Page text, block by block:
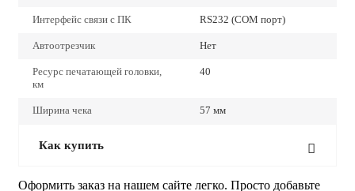
Интерфейс связи с ПК RS232 (COM порт)
Автоотрезчик Нет
Ресурс печатающей головки,
км
40
Ширина чека 57 мм
Как купить
Оформить заказ на нашем сайте легко. Просто добавьте